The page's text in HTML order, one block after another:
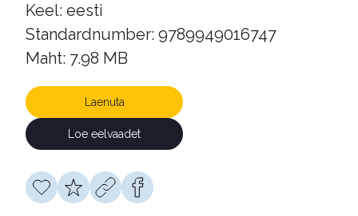
Keel: eesti
Standardnumber: 9789949016747
Maht: 7.98 MB
Laenuta
Loe eelvaadet